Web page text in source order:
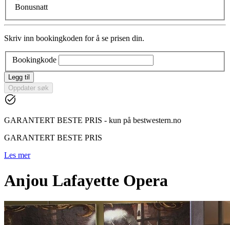
Bonusnatt
Skriv inn bookingkoden for å se prisen din.
Bookingkode
Legg til
Oppdater søk
GARANTERT BESTE PRIS - kun på bestwestern.no
GARANTERT BESTE PRIS
Les mer
Anjou Lafayette Opera